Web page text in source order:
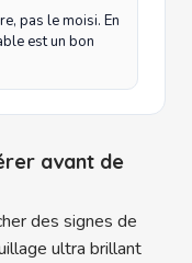
pas le moisi. En
est un bon
avant de
des signes de
ultra brillant